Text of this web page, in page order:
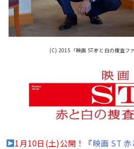
(C) 2015「映画 ST赤と白の捜査フ
1月10日(土)公開！ 『映画 ST